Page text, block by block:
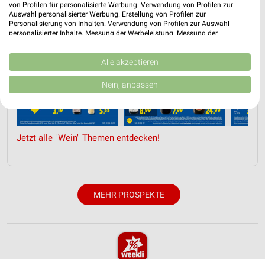
Jetzt alle "Wein" Themen entdecken!
MEHR PROSPEKTE
von Profilen für personalisierte Werbung. Verwendung von Profilen zur
Auswahl personalisierter Werbung. Erstellung von Profilen zur
Personalisierung von Inhalten. Verwendung von Profilen zur Auswahl
personalisierter Inhalte. Messung der Werbeleistung. Messung der
Kombinationen von Daten aus verschiedenen Quellen. Entwicklung und
Verbesserung der Angebote. Verwendung reduzierter Daten zur Auswahl
von Inhalten.
Daten können außerhalb der Europäischen Union weitergegeben und in die
USA gesendet werden.
Website/App.
Partnerliste anzeigen (1 IAB-Anbieter)
Wir nutzen Ihre Daten für folgende Zwecke:
auf einem Endgerät
Erstellung von Profilen für personalisierte
Alle akzeptieren
Nein, anpassen